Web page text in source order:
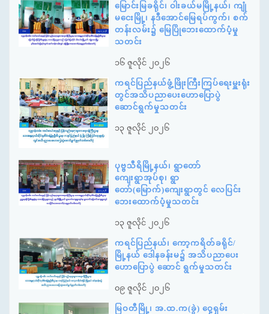
မြောင်းမြခရိုင်၊ ဝါးခယ်မမြို့နယ်၊ ကျုံ
မငေးမြို့၊ နဒီအောင်မြေရပ်ကွက်၊ စက်
တန်းလမ်း၌ မြေပြိုဘေးထောက်ပံ့မှု
သတင်း
၁၆ ဇူလိုင် ၂၀၂၆
ကရင်ပြည်နယ်ဖွံ့ဖြိုးကြီးကြပ်ရေးမှူးရုံး
တွင်အသိပညာပေးဟောပြောပွဲ
ဆောင်ရွက်မှုသတင်း
၁၃ ဇူလိုင် ၂၀၂၆
ပုဗ္ဗသီရိမြို့နယ်၊ ရွာတော်
ကျေးရွာအုပ်စု၊ ရွာ
တော်(မြောက်)ကျေးရွာတွင် လေပြင်း
ဘေးထောက်ပံ့မှုသတင်း
၁၃ ဇူလိုင် ၂၀၂၆
ကရင်ပြည်နယ်၊ ကော့ကရိတ်ခရိုင်/
မြို့နယ် ဒေါနခန်းမ၌ အသိပညာပေး
ဟောပြောပွဲ ဆောင် ရွက်မှုသတင်း
၀၉ ဇူလိုင် ၂၀၂၆
မြဝတီမြို့၊ အ.ထ.က(ခွဲ) ဝှေ့ရှမ်း